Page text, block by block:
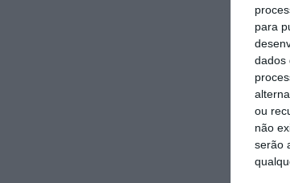
para
dados
ou
não
serão